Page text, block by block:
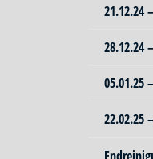
21.12.24
28.12.24
05.01.25
22.02.25